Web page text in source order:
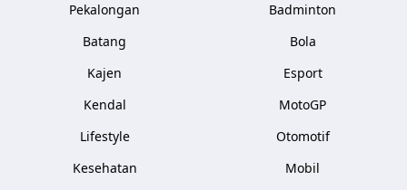
Pekalongan
Batang
Kajen
Kendal
Lifestyle
Kesehatan
Badminton
Bola
Esport
MotoGP
Otomotif
Mobil